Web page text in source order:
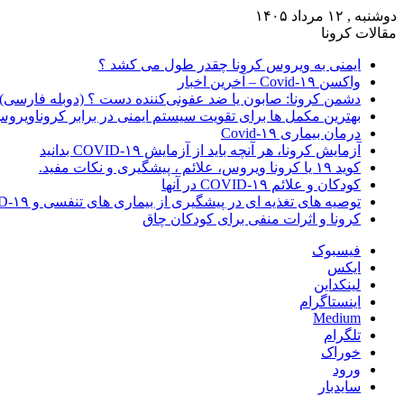
دوشنبه , ۱۲ مرداد ۱۴۰۵
مقالات کرونا
ایمنی به ویروس کرونا چقدر طول می کشد ؟
واکسن Covid-۱۹ – آخرین اخبار
دشمن کرونا: صابون یا ضد عفونی‌کننده دست ؟ (دوبله فارسی)
بهترین مکمل ها برای تقویت سیستم ایمنی در برابر
درمان بیماری Covid-۱۹
آزمایش کرونا، هر آنچه باید از آزمایش COVID-۱۹ بدانید
کوید ۱۹ یا کرونا ویروس، علائم ، پیشگیری و نکات مفید.
کودکان و علائم COVID-۱۹ در آنها
توصیه های تغذیه ای در پیشگیری از بیماری های تنفسی و COVID-۱۹
کرونا و اثرات منفی برای کودکان چاق
فیسبوک
ایکس
لینکداین
اینستاگرام
Medium
تلگرام
خوراک
ورود
سایدبار